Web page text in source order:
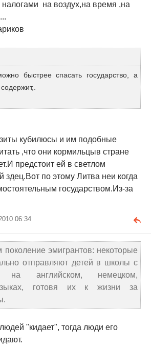
на воздух,на время ,на
быстрее спасать государство, а
кубилюсы и им подобные
,что они кормильцыв стране
предстоит ей в светлом
по этому Литва неи когда
государством.Из-за
06:34
эмигрантов: некоторые
отправляют детей в школы с
на английском, немецком,
готовя их к жизни за
"кидает", тогда люди его